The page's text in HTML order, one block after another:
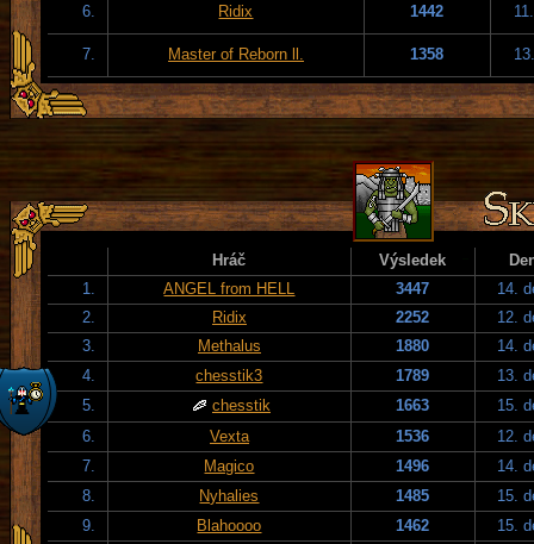
6. Ridix 1442
7. Master of Reborn ll. 1358
Hráč Výsledek
1.
ANGEL from HELL 3447
14.
2.
Ridix 2252
12.
3.
Methalus 1880
14.
4.
chesstik3 1789
13.
5.
chesstik 1663
15.
6.
Vexta 1536
12.
7.
Magico 1496
14.
8.
Nyhalies 1485
15.
9.
Blahoooo 1462
15.